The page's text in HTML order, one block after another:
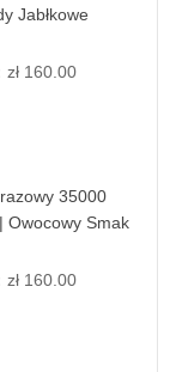
Jabłkowe
zł 160.00
35000
Owocowy Smak
zł 160.00